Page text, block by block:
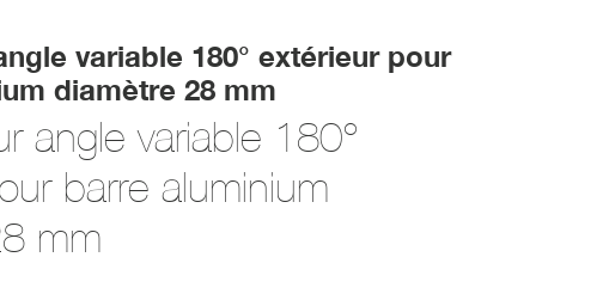
variable 180° extérieur pour
diamètre 28 mm
angle variable 180°
barre aluminium
mm